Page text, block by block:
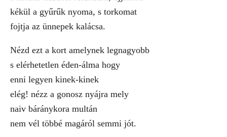
kékül a gyűrűk nyoma, s torkomat
fojtja az ünnepek kalácsa.
Nézd ezt a kort amelynek legnagyobb
s elérhetetlen éden-álma hogy
enni legyen kinek-kinek
elég! nézz a gonosz nyájra mely
naiv báránykora multán
nem vél többé magáról semmi jót.